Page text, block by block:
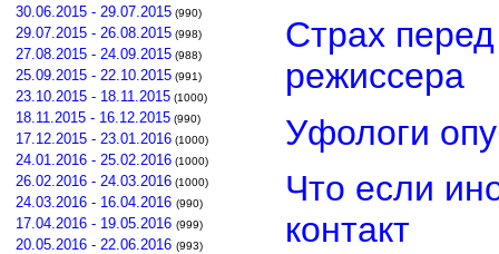
30.06.2015 - 29.07.2015 (990)
29.07.2015 - 26.08.2015 (998)
27.08.2015 - 24.09.2015 (988)
25.09.2015 - 22.10.2015 (991)
23.10.2015 - 18.11.2015 (1000)
18.11.2015 - 16.12.2015 (990)
17.12.2015 - 23.01.2016 (1000)
24.01.2016 - 25.02.2016 (1000)
26.02.2016 - 24.03.2016 (1000)
24.03.2016 - 16.04.2016 (990)
17.04.2016 - 19.05.2016 (999)
20.05.2016 - 22.06.2016 (993)
Страх
режиссера
Уфологи
Что если
контакт